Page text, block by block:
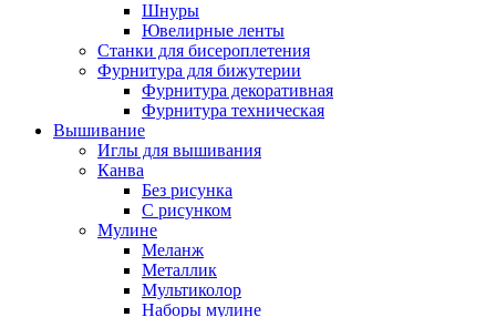
Шнуры
Ювелирные ленты
Станки для бисероплетения
Фурнитура для бижутерии
Фурнитура декоративная
Фурнитура техническая
Вышивание
Иглы для вышивания
Канва
Без рисунка
С рисунком
Мулине
Меланж
Металлик
Мультиколор
Наборы мулине